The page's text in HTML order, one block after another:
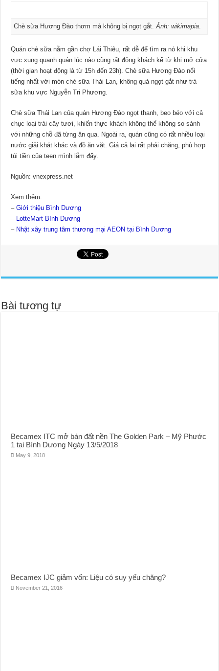
Chè sữa Hương Đào thơm mà không bị ngọt gắt.Ảnh: wikimapia
Quán chè sữa nằm gần chợ Lái Thiêu, rất dễ để tìm ra nó khi khu
vực xung quanh quán lúc nào cũng rất đông khách kể từ khi mở cửa
(thời gian hoạt động là từ 15h đến 23h). Chè sữa Hương Đào nổi
tiếng nhất với món chè sữa Thái Lan, không quá ngọt gắt như trà
sữa khu vực Nguyễn Tri Phương.
Chè sữa Thái Lan của quán Hương Đào ngọt thanh, beo béo với cả
chục loại trái cây tươi, khiến thực khách không thể không so sánh
với những chỗ đã từng ăn qua. Ngoài ra, quán cũng có rất nhiều loại
nước giải khát khác và đồ ăn vặt. Giá cả lại rất phải chăng, phù hợp
túi tiền của teen mình lắm đấy.
Nguồn: vnexpress.net
Xem thêm:
–Giới thiệu Bình Dương
– LotteMart Bình Dương
– Nhật xây trung tâm thương mại AEON tại Bình Dương
Bài tương tự
Becamex ITC mở bán đất nền The Golden Park – Mỹ Phước
1 tại Bình Dương Ngày 13/5/2018
May 9, 2018
Becamex IJC giảm vốn: Liệu có suy yếu chăng?
November 21, 2016